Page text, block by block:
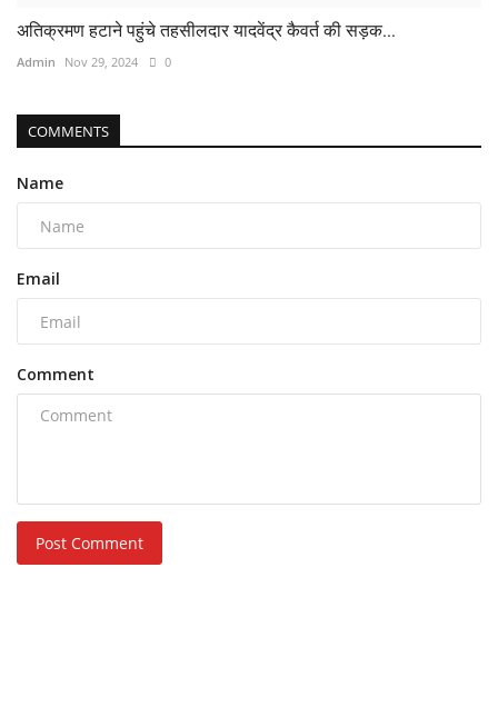
अतिक्रमण हटाने पहुंचे तहसीलदार यादवेंद्र कैवर्त की सड़क...
Admin Nov 29, 2024 0
COMMENTS
Name
Email
Comment
Post Comment